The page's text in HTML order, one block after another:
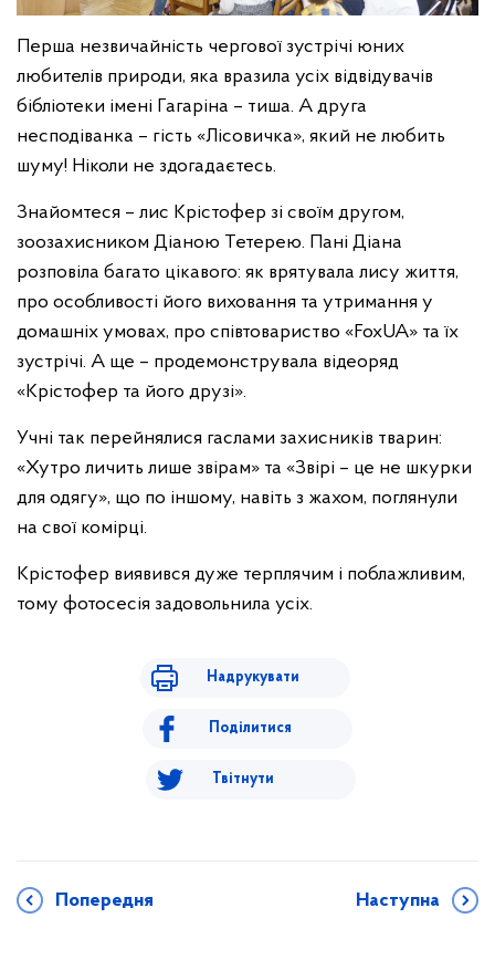
Перша незвичайність чергової зустрічі юних
любителів природи, яка вразила усіх відвідувачів
бібліотеки імені Гагаріна – тиша. А друга
несподіванка – гість «Лісовичка», який не любить
шуму! Ніколи не здогадаєтесь.
Знайомтеся – лис Крістофер зі своїм другом,
зоозахисником Діаною Тетерею. Пані Діана
розповіла багато цікавого: як врятувала лису життя,
про особливості його виховання та утримання у
домашніх умовах, про співтовариство «FoxUA» та їх
зустрічі. А ще – продемонструвала відеоряд
«Крістофер та його друзі».
Учні так перейнялися гаслами захисників тварин:
«Хутро личить лише звірам» та «Звірі – це не шкурки
для одягу», що по іншому, навіть з жахом, поглянули
на свої комірці.
Крістофер виявився дуже терплячим і поблажливим,
тому фотосесія задовольнила усіх.
Надрукувати
Поділитися
Твітнути
Попередня Наступна